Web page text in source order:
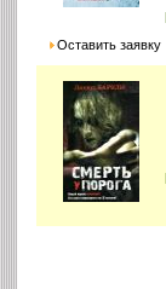
Оставить заявку